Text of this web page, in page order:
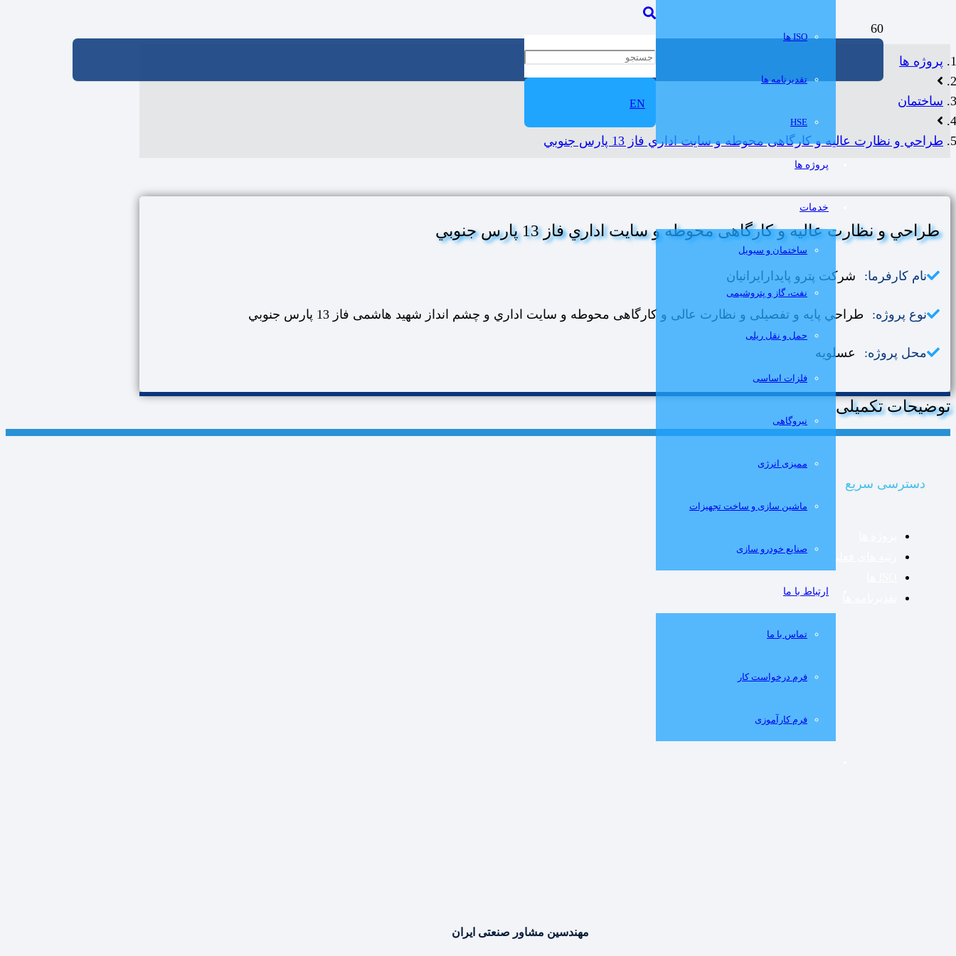
ISO ها
تقدیرنامه ها
HSE
پروژه ها
خدمات
ساختمان و سيويل
نفت، گاز و پتروشيمی
حمل و نقل ریلی
فلزات اساسی
نيروگاهی
مميزی انرژی
ماشین سازی و ساخت تجهیزات
صنایع خودرو سازی
ارتباط با ما
تماس با ما
فرم درخواست کار
فرم کارآموزی
EN
پروژه ها
ساختمان
طراحي و نظارت عالیه و کارگاهی محوطه و سايت اداري فاز 13 پارس جنوبي
طراحي و نظارت عالیه و کارگاهی محوطه و سايت اداري فاز 13 پارس جنوبي
نام کارفرما: شرکت پترو پایدارایرانیان
نوع پروژه: طراحي پایه و تفصیلی و نظارت عالی و کارگاهی محوطه و سايت اداري و چشم انداز شهید هاشمی فاز 13 پارس جنوبي
محل پروژه: عسلویه
توضیحات تکمیلی
دسترسی سریع
مهندسین مشاور صنعتی ایران